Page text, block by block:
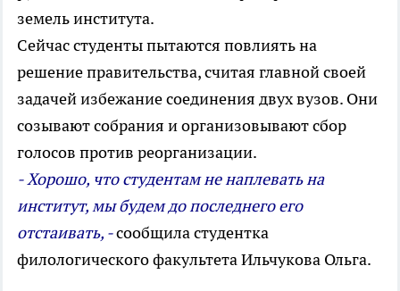
земель института.
Сейчас студенты пытаются повлиять на
решение правительства, считая главной своей
задачей избежание соединения двух вузов. Они
созывают собрания и организовывают сбор
голосов против реорганизации.
- Хорошо, что студентам не наплевать на
институт, мы будем до последнего его
отстаивать, -сообщила студентка
филологического факультета Ильчукова Ольга.